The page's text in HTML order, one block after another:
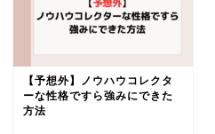
【予想外】ノウハウコレクタ
ーな性格ですら強みにできた
方法